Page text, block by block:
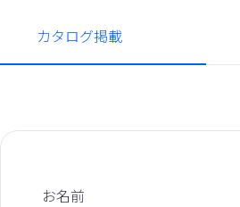
カタログ掲載
お名前